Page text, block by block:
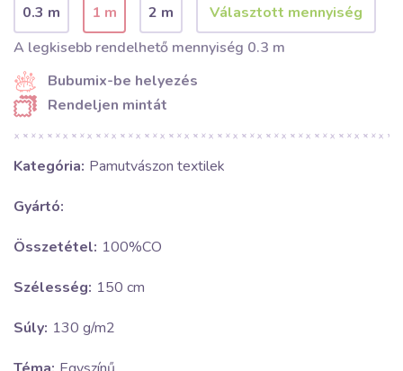
0.3 m 1 m
2 m
A legkisebb rendelhető mennyiség 0.3 m
Bubumix-be helyezés
Rendeljen mintát
Kategória: Pamutvászon textilek
Gyártó:
Összetétel: 100%CO
Szélesség: 150 cm
Súly: 130 g/m2